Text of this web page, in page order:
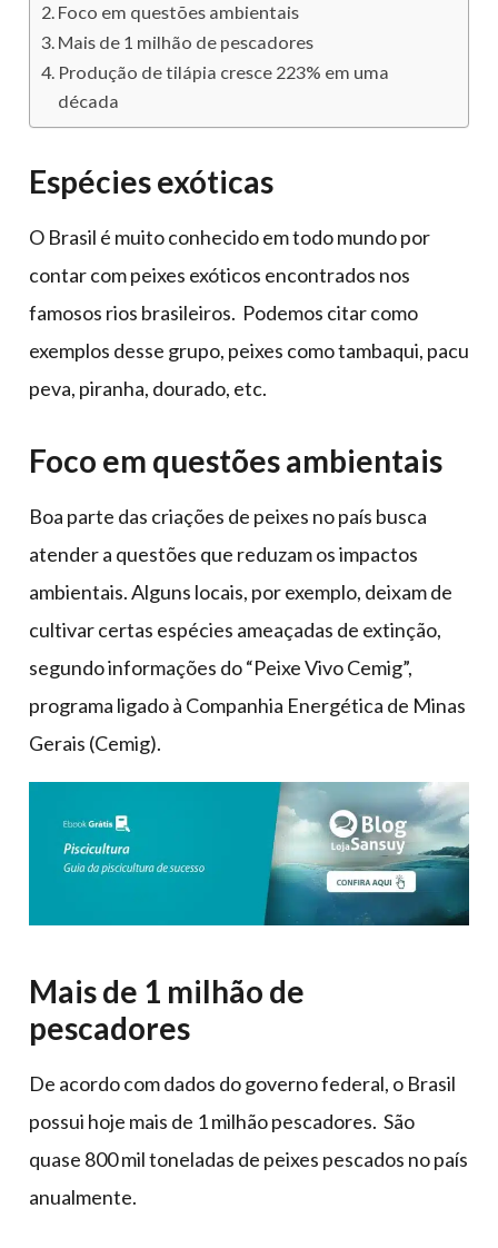
Foco em questões ambientais
Mais de 1 milhão de pescadores
Produção de tilápia cresce 223% em uma
década
Espécies exóticas
O Brasil é muito conhecido em todo mundo por
contar com peixes exóticos encontrados nos
famosos rios brasileiros. Podemos citar como
exemplos desse grupo, peixes como tambaqui, pacu
peva, piranha, dourado, etc.
Foco em questões ambientais
Boa parte das criações de peixes no país busca
atender a questões que reduzam os impactos
ambientais. Alguns locais, por exemplo, deixam de
cultivar certas espécies ameaçadas de extinção,
segundo informações do “Peixe Vivo Cemig”,
programa ligado à Companhia Energética de Minas
Gerais (Cemig).
Mais de 1 milhão de
pescadores
De acordo com dados do governo federal, o Brasil
possui hoje mais de 1 milhão pescadores. São
quase 800 mil toneladas de peixes pescados no país
anualmente.